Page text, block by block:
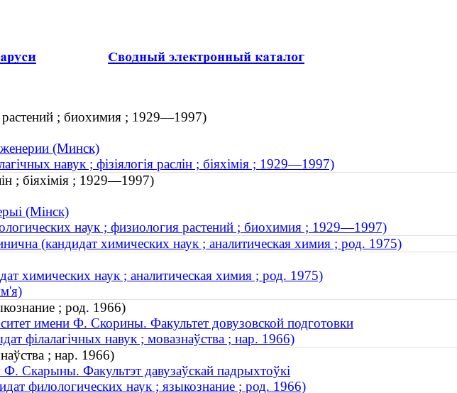
растений ; биохимия ; 1929—1997)
(Минск)
навук ; фізіялогія раслін ; біяхімія ; 1929—1997)
; біяхімія ; 1929—1997)
(Мінск)
наук ; физиология растений ; биохимия ; 1929—1997)
(кандидат химических наук ; аналитическая химия ; род. 1975)
химических наук ; аналитическая химия ; род. 1975)
; род. 1966)
имени Ф. Скорины. Факультет довузовской подготовки
філалагічных навук ; мовазнаўства ; нар. 1966)
; нар. 1966)
Ф. Скарыны. Факультэт давузаўскай падрыхтоўкі
филологических наук ; языкознание ; род. 1966)